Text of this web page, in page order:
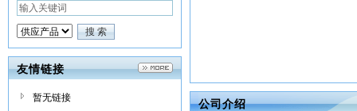
友情链接
暂无链接 公司介绍